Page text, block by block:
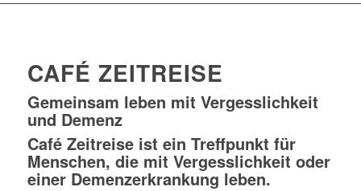
CAFÉ ZEITREISE
Gemeinsam leben mit Vergesslichkeit
und Demenz
Café Zeitreise ist ein Treffpunkt für
Menschen, die mit Vergesslichkeit oder
einer Demenzerkrankung leben.